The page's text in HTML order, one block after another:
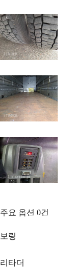
주요 옵션 0건
보링
리타더